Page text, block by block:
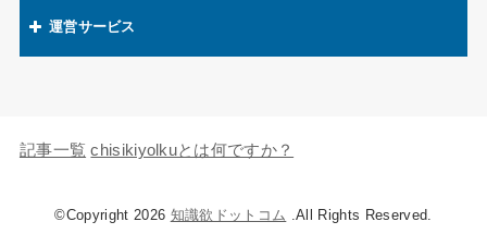
運営サービス
キャラの知識欲
記事一覧 chisikiyolkuとは何ですか？
©Copyright 2026 知識欲ドットコム .All Rights Reserved.